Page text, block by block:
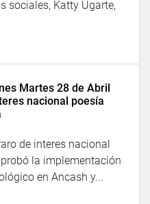
sociales, Katty Ugarte,
Martes 28 de Abril
nacional poesía
de interes nacional
la implementación
en Ancash y...